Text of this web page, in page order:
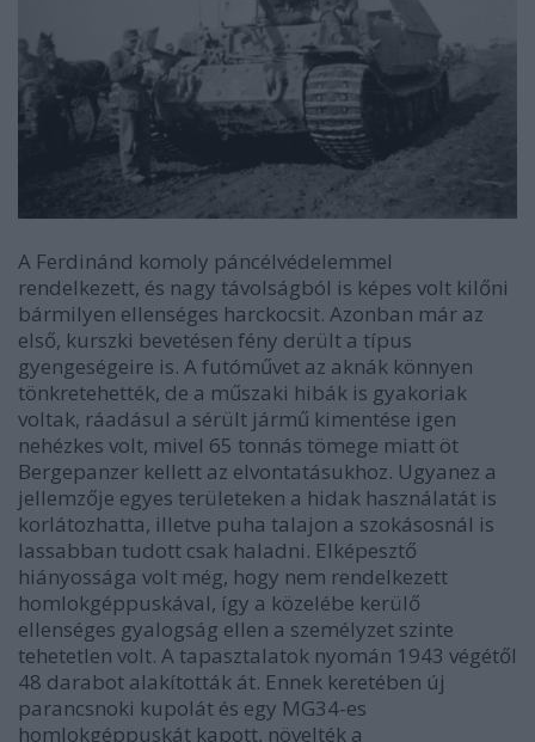
A Ferdinánd komoly páncélvédelemmel
rendelkezett, és nagy távolságból is képes volt kilőni
bármilyen ellenséges harckocsit. Azonban már az
első, kurszki bevetésen fény derült a típus
gyengeségeire is. A futóművet az aknák könnyen
tönkretehették, de a műszaki hibák is gyakoriak
voltak, ráadásul a sérült jármű kimentése igen
nehézkes volt, mivel 65 tonnás tömege miatt öt
Bergepanzer kellett az elvontatásukhoz. Ugyanez a
jellemzője egyes területeken a hidak használatát is
korlátozhatta, illetve puha talajon a szokásosnál is
lassabban tudott csak haladni. Elképesztő
hiányossága volt még, hogy nem rendelkezett
homlokgéppuskával, így a közelébe kerülő
ellenséges gyalogság ellen a személyzet szinte
tehetetlen volt. A tapasztalatok nyomán 1943 végétől
48 darabot alakították át. Ennek keretében új
parancsnoki kupolát és egy MG34-es
homlokgéppuskát kapott, növelték a